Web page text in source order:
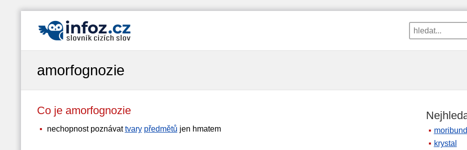
amorfognozie
Co je amorfognozie
nechopnost poznávattvary předmětů jen hmatem
krystal